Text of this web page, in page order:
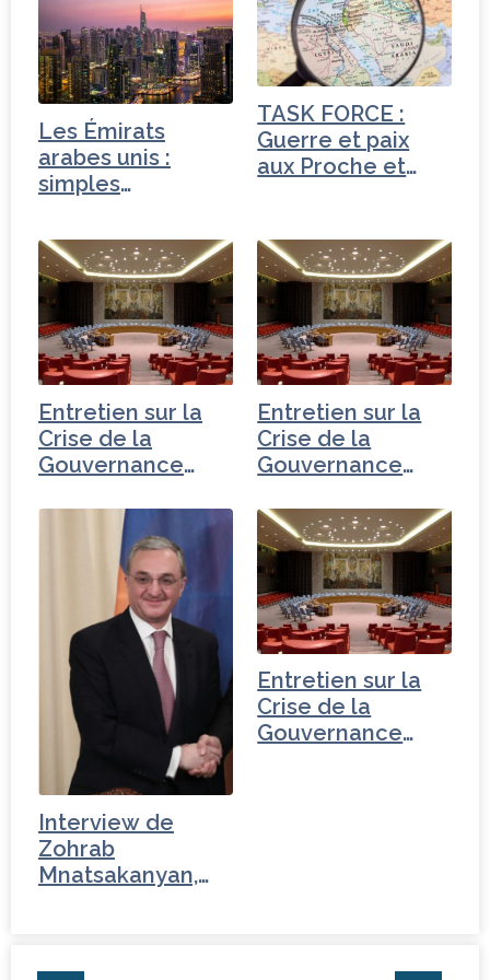
b
o
o
k
e
r
dI
n
e
r
Les Émirats
arabes unis :
simples
TASK FORCE :
Guerre et paix
aux Proche et
Entretien sur la
Crise de la
Gouvernance
Turquie
Entretien sur la
Crise de la
Gouvernance
Interview de
Zohrab
Mnatsakanyan,
Entretien sur la
Crise de la
Gouvernance